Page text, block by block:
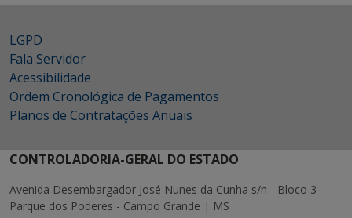
LGPD
Fala Servidor
Acessibilidade
Ordem Cronológica de Pagamentos
Planos de Contratações Anuais
CONTROLADORIA-GERAL DO ESTADO
Avenida Desembargador José Nunes da Cunha s/n - Bloco 3
Parque dos Poderes - Campo Grande | MS